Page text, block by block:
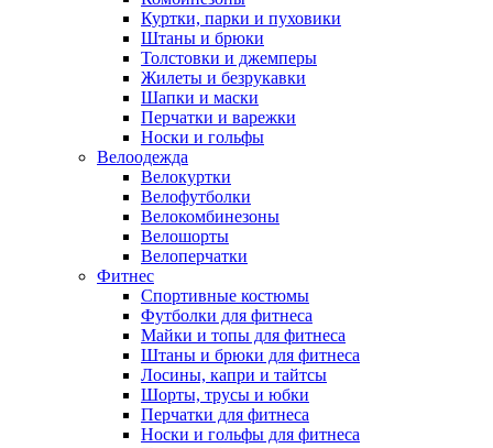
Куртки, парки и пуховики
Штаны и брюки
Толстовки и джемперы
Жилеты и безрукавки
Шапки и маски
Перчатки и варежки
Носки и гольфы
Велоодежда
Велокуртки
Велофутболки
Велокомбинезоны
Велошорты
Велоперчатки
Фитнес
Спортивные костюмы
Футболки для фитнеса
Майки и топы для фитнеса
Штаны и брюки для фитнеса
Лосины, капри и тайтсы
Шорты, трусы и юбки
Перчатки для фитнеса
Носки и гольфы для фитнеса